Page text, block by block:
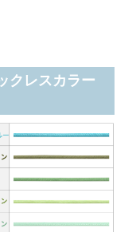
クレスカラー